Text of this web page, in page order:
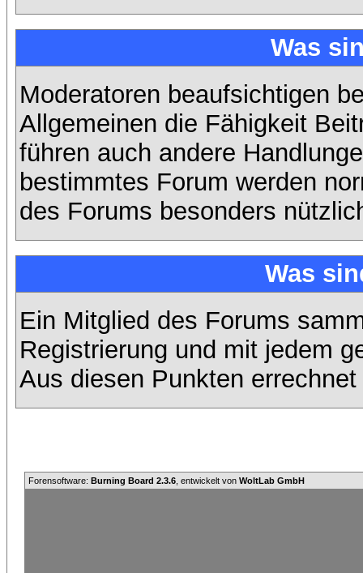
Was
Moderatoren beaufsichtigen
Allgemeinen die Fähigkeit
führen auch andere
bestimmtes Forum werden
des Forums besonders
Was
Ein Mitglied des Forums
Registrierung und mit jedem
Aus diesen Punkten
Forensoftware: Burning Board 2.3.6 , entwickelt von WoltLab GmbH